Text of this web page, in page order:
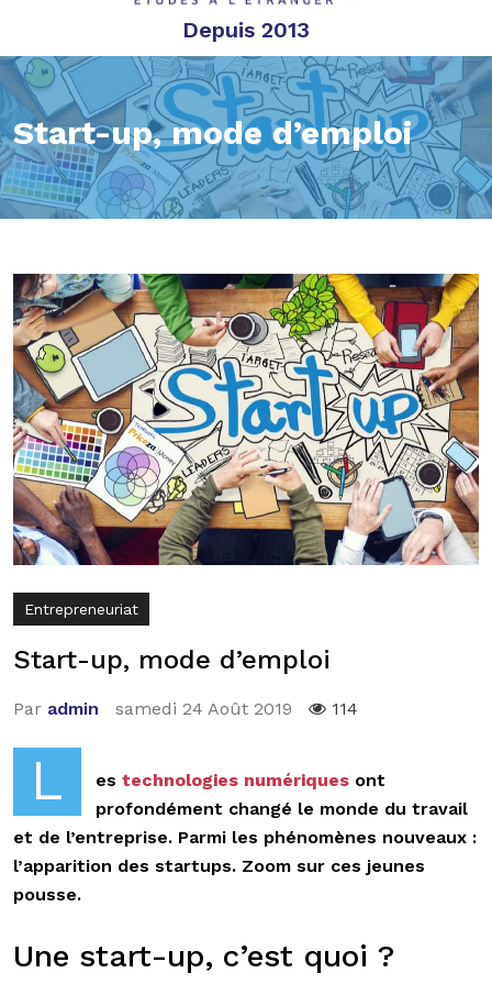
Depuis 2013
Start-up, mode d’emploi
Entrepreneuriat
Start-up, mode d’emploi
Par admin samedi 24 Août 2019 114
L es technologies numériques ont
profondément changé le monde du travail
et de l’entreprise. Parmi les phénomènes nouveaux :
l’apparition des startups. Zoom sur ces jeunes
pousse.
Une start-up, c’est quoi ?